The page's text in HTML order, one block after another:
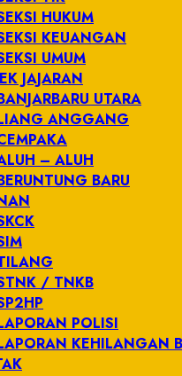
HUKUM
KEUANGAN
UMUM
JAJARAN
UTARA
ANGGANG
– ALUH
BARU
/ TNKB
POLISI
KEHILANGAN